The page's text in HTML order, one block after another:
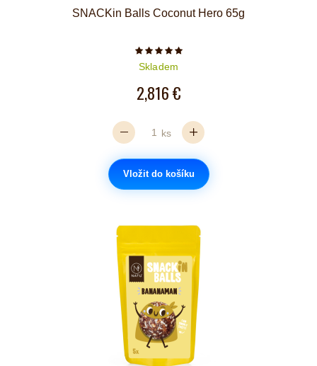
SNACKin Balls Coconut Hero 65g
Počet hvězdiček je 5 z 5
Skladem
2,816 €
ks
Vložit do košíku